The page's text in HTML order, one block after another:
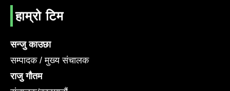
हाम्रो टिम
सन्जु काउछा
सम्पादक / मुख्य संचालक
राजु गौतम